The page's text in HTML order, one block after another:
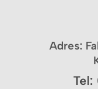
Adres:
Tel: